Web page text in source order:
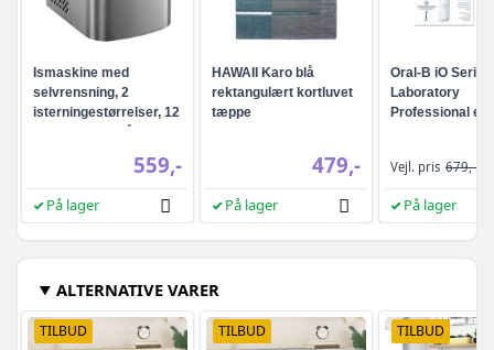
Ismaskine med
selvrensning, 2
isterningestørrelser, 12
559,-
På lager
HAWAII Karo blå
rektangulært kortluvet
tæppe
479,-
På lager
Oral-B iO Series
Laboratory
Professional
Vejl. pris 679,-
På lager
ALTERNATIVE VARER
TILBUD TILBUD TILBUD